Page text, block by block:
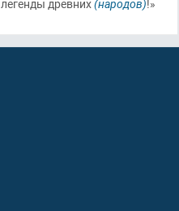
легенды древних(народов)!»